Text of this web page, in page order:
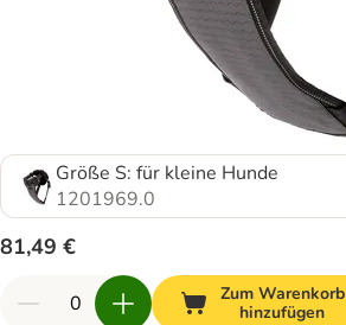
Größe S: für kleine Hunde
1201969.0
81,49 €
Zum Warenkorb
hinzufügen